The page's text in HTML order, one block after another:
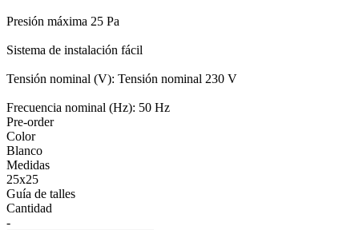
Presión máxima 25 Pa
Sistema de instalación fácil
Tensión nominal (V): Tensión nominal 230 V
Frecuencia nominal (Hz): 50 Hz
Pre-order
Color
Blanco
Medidas
25x25
Guía de talles
Cantidad
-